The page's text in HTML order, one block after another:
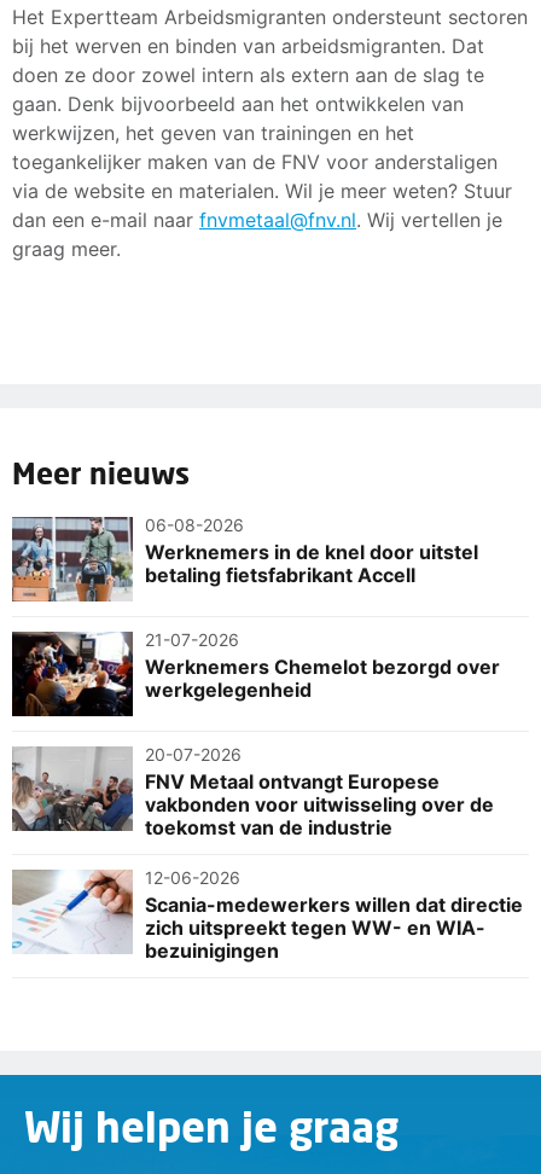
Het Expertteam Arbeidsmigranten ondersteunt sectoren
bij het werven en binden van arbeidsmigranten. Dat
doen ze door zowel intern als extern aan de slag te
gaan. Denk bijvoorbeeld aan het ontwikkelen van
werkwijzen, het geven van trainingen en het
toegankelijker maken van de FNV voor anderstaligen
via de website en materialen. Wil je meer weten? Stuur
dan een e-mail naar fnvmetaal@fnv.nl. Wij vertellen je
graag meer.
Meer nieuws
06-08-2026
Werknemers in de knel door uitstel
betaling fietsfabrikant Accell
21-07-2026
Werknemers Chemelot bezorgd over
werkgelegenheid
20-07-2026
FNV Metaal ontvangt Europese
vakbonden voor uitwisseling over de
toekomst van de industrie
12-06-2026
Scania-medewerkers willen dat directie
zich uitspreekt tegen WW- en WIA-
bezuinigingen
Wij helpen je graag